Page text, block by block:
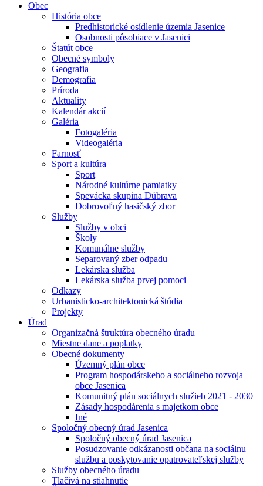
Obec
História obce
Predhistorické osídlenie územia Jasenice
Osobnosti pôsobiace v Jasenici
Štatút obce
Obecné symboly
Geografia
Demografia
Príroda
Aktuality
Kalendár akcií
Galéria
Fotogaléria
Videogaléria
Farnosť
Sport a kultúra
Sport
Národné kultúrne pamiatky
Spevácka skupina Dúbrava
Dobrovoľný hasičský zbor
Služby
Služby v obci
Školy
Komunálne služby
Separovaný zber odpadu
Lekárska služba
Lekárska služba prvej pomoci
Odkazy
Urbanisticko-architektonická štúdia
Projekty
Úrad
Organizačná štruktúra obecného úradu
Miestne dane a poplatky
Obecné dokumenty
Územný plán obce
Program hospodárskeho a sociálneho rozvoja
obce Jasenica
Komunitný plán sociálnych služieb 2021 - 2030
Zásady hospodárenia s majetkom obce
Iné
Spoločný obecný úrad Jasenica
Spoločný obecný úrad Jasenica
Posudzovanie odkázanosti občana na sociálnu
službu a poskytovanie opatrovateľskej služby
Služby obecného úradu
Tlačivá na stiahnutie